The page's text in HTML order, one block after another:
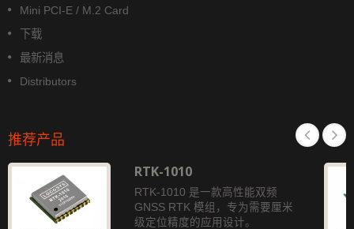
Mini PCI-E / M.2 Card
下载
最新消息
Distributors
推荐产品
RTK-1010
RTK-1010 是一款高性能双频
GNSS RTK 模组，专为需要厘米
级定位精度的应用设计。